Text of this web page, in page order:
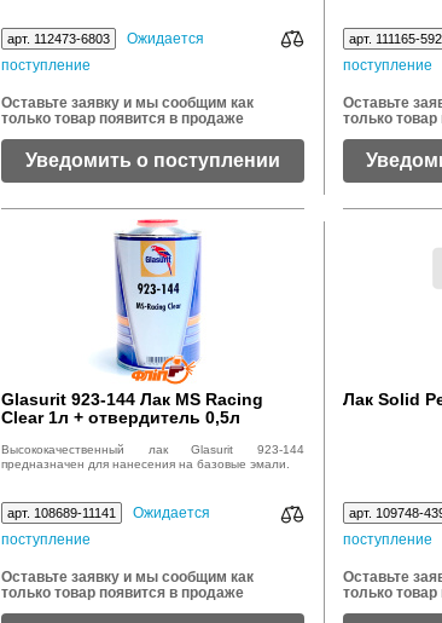
арт. 112473-6803
Ожидается
поступление
Оставьте заявку и мы сообщим как
только товар появится в продаже
Уведомить о поступлении
арт. 111165-
поступление
Оставьте
только
Glasurit 923-144 Лак MS Racing
Clear 1л + отвердитель 0,5л
Высококачественный лак Glasurit 923-144
предназначен для нанесения на базовые эмали.
арт. 108689-11141
Ожидается
поступление
Оставьте заявку и мы сообщим как
только товар появится в продаже
Лак Solid
арт. 109748-
поступление
Оставьте
только